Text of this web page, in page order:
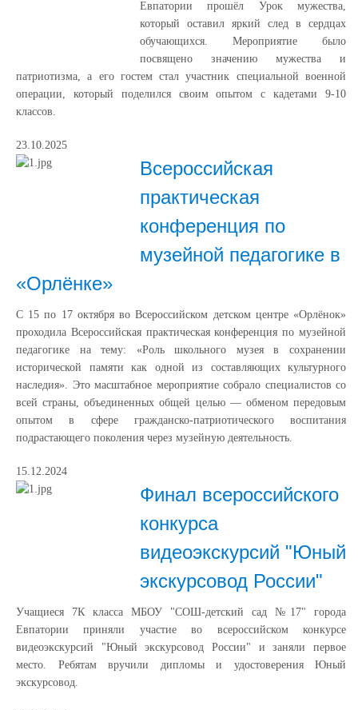
Евпатории прошёл Урок мужества,
который оставил яркий след в сердцах
обучающихся. Мероприятие было
посвящено значению мужества и
патриотизма, а его гостем стал участник специальной военной
операции, который поделился своим опытом с кадетами 9-10
классов.
23.10.2025
Всероссийская
практическая
конференция по
музейной педагогике в
«Орлёнке»
С 15 по 17 октября во Всероссийском детском центре «Орлёнок»
проходила Всероссийская практическая конференция по музейной
педагогике на тему: «Роль школьного музея в сохранении
исторической памяти как одной из составляющих культурного
наследия». Это масштабное мероприятие собрало специалистов со
всей страны, объединенных общей целью — обменом передовым
опытом в сфере гражданско-патриотического воспитания
подрастающего поколения через музейную деятельность.
15.12.2024
Финал всероссийского
конкурса
видеоэкскурсий "Юный
экскурсовод России"
Учащиеся 7К класса МБОУ "СОШ-детский сад №17" города
Евпатории приняли участие во всероссийском конкурсе
видеоэкскурсий "Юный экскурсовод России" и заняли первое
место. Ребятам вручили дипломы и удостоверения Юный
экскурсовод.